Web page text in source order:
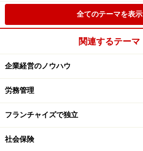
全てのテーマを表示
関連するテーマ
企業経営のノウハウ
労務管理
フランチャイズで独立
社会保険